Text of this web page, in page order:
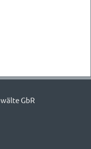
GbR